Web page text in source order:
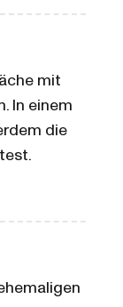
mit
In einem
die